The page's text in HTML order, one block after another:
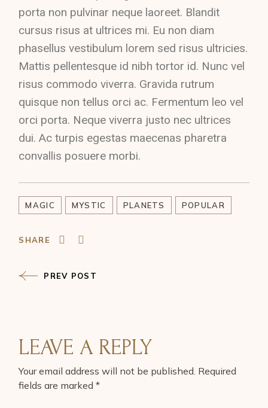
porta non pulvinar neque laoreet. Blandit
cursus risus at ultrices mi. Eu non diam
phasellus vestibulum lorem sed risus ultricies.
Mattis pellentesque id nibh tortor id. Nunc vel
risus commodo viverra. Gravida rutrum
quisque non tellus orci ac. Fermentum leo vel
orci porta. Neque viverra justo nec ultrices
dui. Ac turpis egestas maecenas pharetra
convallis posuere morbi.
MAGIC MYSTIC PLANETS POPULAR
SHARE
PREV POST
LEAVE A REPLY
Your email address will not be published. Required
fields are marked*